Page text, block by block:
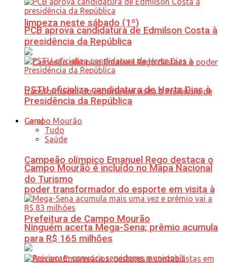
limpeza neste sábado (1º)
Campeão olímpico Emanuel Rego destaca o
poder transformador do esporte em visita à
Prefeitura de Campo Mourão
PCB aprova candidatura de Edmilson Costa à
presidência da República
PSTU oficializa candidatura de Hertz Dias à
Presidência da República
Geral
Tudo
Saúde
Campo Mourão é incluído no Mapa Nacional
do Turismo
Ninguém acerta Mega-Sena; prêmio acumula
para R$ 165 milhões